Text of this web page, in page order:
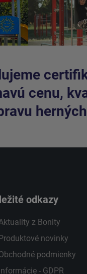
cenu,
odkazy
z Bonity
novinky
podmienky
- GDPR